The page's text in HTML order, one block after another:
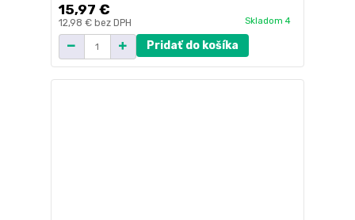
15,97 €
12,98 € bez DPH Skladom 4
Pridať do košíka